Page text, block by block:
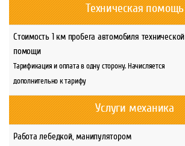
Техническая помощь
Стоимость 1 км пробега автомобиля технической
помощи
Тарификация и оплата в одну сторону. Начисляется
дополнительно к тарифу
Услуги механика
Работа лебедкой, манипулятором